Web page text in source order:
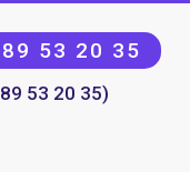
53 20 35
53 20 35)